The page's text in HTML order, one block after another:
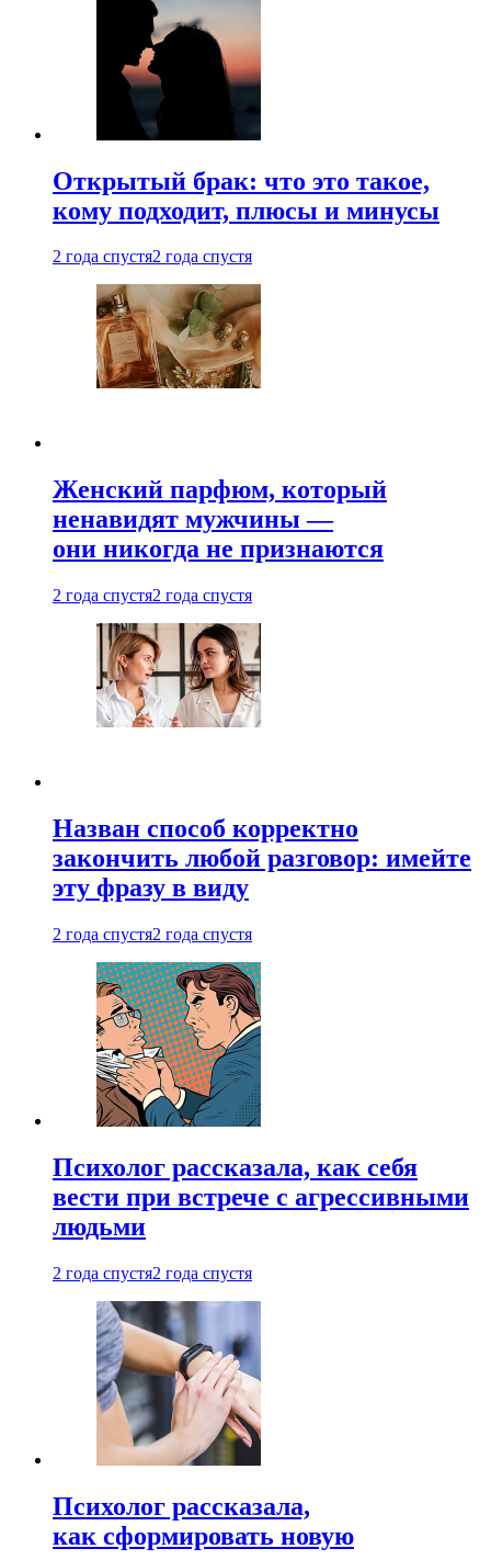
Открытый брак: что это такое,
кому подходит, плюсы и минусы
2 года спустя2 года спустя
Женский парфюм, который
ненавидят мужчины —
они никогда не признаются
2 года спустя2 года спустя
Назван способ корректно
закончить любой разговор: имейте
эту фразу в виду
2 года спустя2 года спустя
Психолог рассказала, как себя
вести при встрече с агрессивными
людьми
2 года спустя2 года спустя
Психолог рассказала,
как сформировать новую